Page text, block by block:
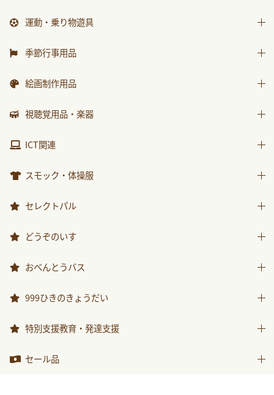
各種用紙・証書
知育玩具
砂場用品
運動・乗り物遊具
運動遊具
季節行事用品
運動会用品
包装紙・紙袋
絵画制作用品
画材
視聴覚用品・楽器
視聴覚用品
ICT関連
ICT関連
スモック・体操服
スモック
セレクトパル
先生用ウェア
どうぞのいす
どうぞのいす
おべんとうバス
おべんとうバス
999ひきのきょうだい
999ひきのきょうだい
特別支援教育・発達支援
特別支援教育・発達支援
セール品